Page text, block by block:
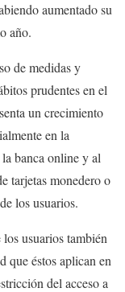
aumentado su
año.
de medidas y
prudentes en el
un crecimiento
en la
banca online y al
tarjetas monedero o
los usuarios.
usuarios también
que éstos aplican en
del acceso a